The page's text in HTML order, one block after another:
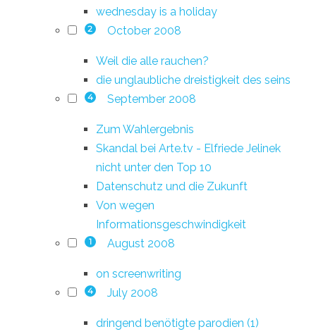
wednesday is a holiday
2 October 2008
Weil die alle rauchen?
die unglaubliche dreistigkeit des seins
4 September 2008
Zum Wahlergebnis
Skandal bei Arte.tv - Elfriede Jelinek
nicht unter den Top 10
Datenschutz und die Zukunft
Von wegen
Informationsgeschwindigkeit
1 August 2008
on screenwriting
4 July 2008
dringend benötigte parodien (1)